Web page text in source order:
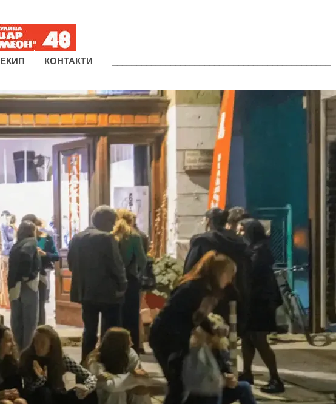
ЕКИП КОНТАКТИ